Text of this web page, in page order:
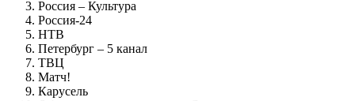
Россия – Культура
Россия-24
НТВ
Петербург – 5 канал
ТВЦ
Матч!
Карусель